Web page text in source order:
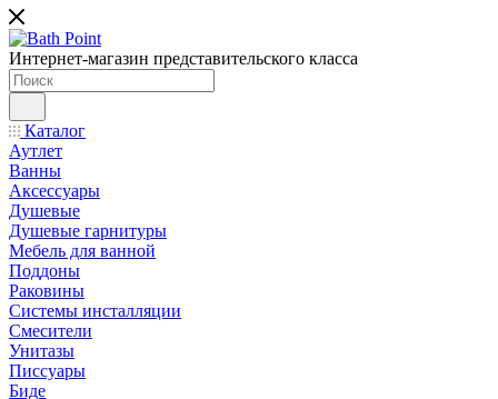
Интернет-магазин представительского класса
Каталог
Аутлет
Ванны
Аксессуары
Душевые
Душевые гарнитуры
Мебель для ванной
Поддоны
Раковины
Системы инсталляции
Смесители
Унитазы
Писсуары
Биде